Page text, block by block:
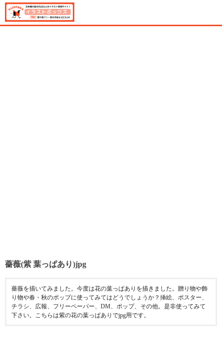
薔薇(紫 葉っぱあり)jpg
薔薇を描いてみました。今度は花の葉っぱありを描きました。贈り物や飾
り物や春・秋のポップに使ってみてはどうでしょうか？挿絵、ポスター、
チラシ、広報、フリーペーパー、DM、ポップ、その他。是非使ってみて
下さい。こちらは紫の花の葉っぱありでjpg用です。